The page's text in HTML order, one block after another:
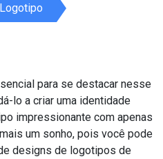
para se destacar nesse
lo a criar uma identidade
impressionante com apenas
um sonho, pois você pode
designs de logotipos de